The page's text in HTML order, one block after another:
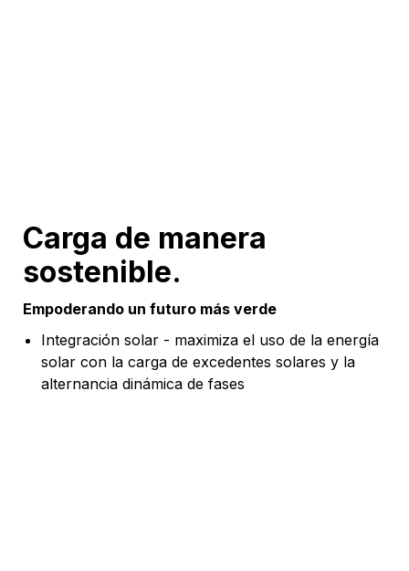
Carga de manera
sostenible.
Empoderando un futuro más verde
Integración solar - maximiza el uso de la energía
solar con la carga de excedentes solares y la
alternancia dinámica de fases